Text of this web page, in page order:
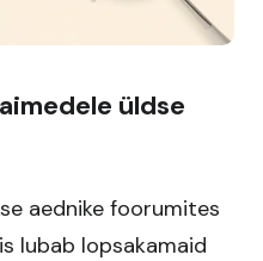
üldse
aednike foorumites
lubab lopsakamaid